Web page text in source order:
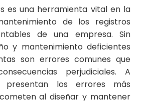
es una herramienta vital en la
de los registros
de una empresa. Sin
y mantenimiento deficientes
son errores comunes que
perjudiciales. A
presentan los errores más
al diseñar y mantener